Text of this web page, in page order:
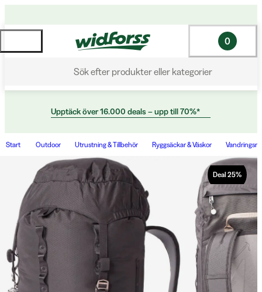
Sök efter produkter eller kategorier
0
Upptäck över 16.000 deals – upp till 70%*
Start Outdoor Utrustning & Tillbehör Ryggsäckar & Väskor
Deal 25%